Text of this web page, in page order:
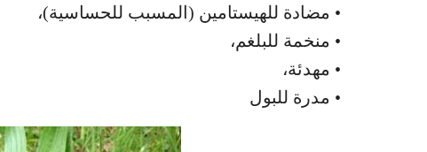
• مضادة للهيستامين (المسبب للحساسية)،
• منخمة للبلغم،
• مهدئة،
• مدرة للبول